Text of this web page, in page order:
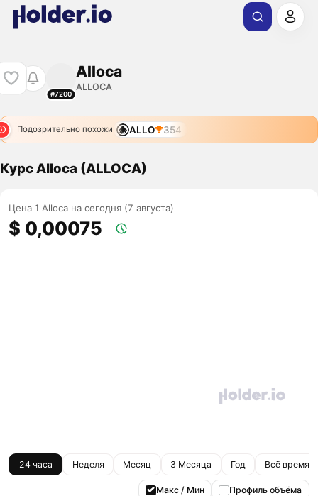
#7200
Alloca
ALLOCA
Подозрительно похожи ALLO 354
Курс Alloca (ALLOCA)
Цена 1 Alloca на сегодня (7 августа)
$ 0,00075
24 часа Неделя Месяц 3 Месяца Год Всё время
Макс / Мин Профиль объёма